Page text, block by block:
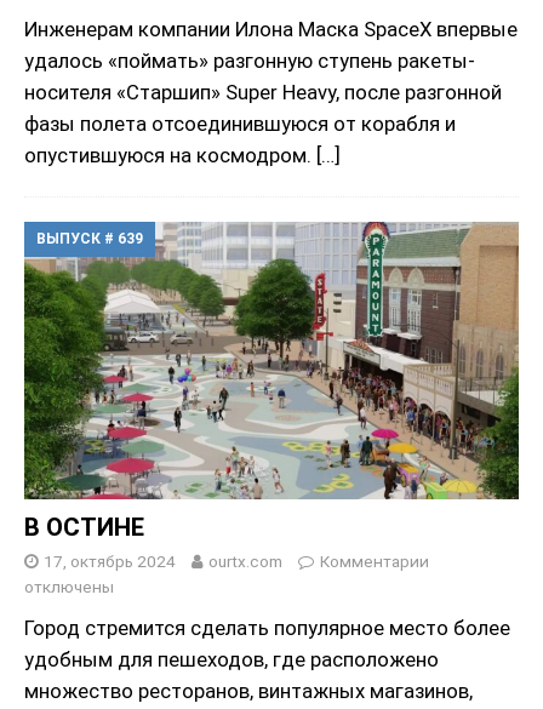
Инженерам компании Илона Маска SpaceX впервые
удалось «поймать» разгонную ступень ракеты-
носителя «Старшип» Super Heavy, после разгонной
фазы полета отсоединившуюся от корабля и
опустившуюся на космодром. […]
ВЫПУСК # 639
В ОСТИНЕ
17, октябрь 2024 ourtx.com
Комментарии
отключены
Город стремится сделать популярное место более
удобным для пешеходов, где расположено
множество ресторанов, винтажных магазинов,